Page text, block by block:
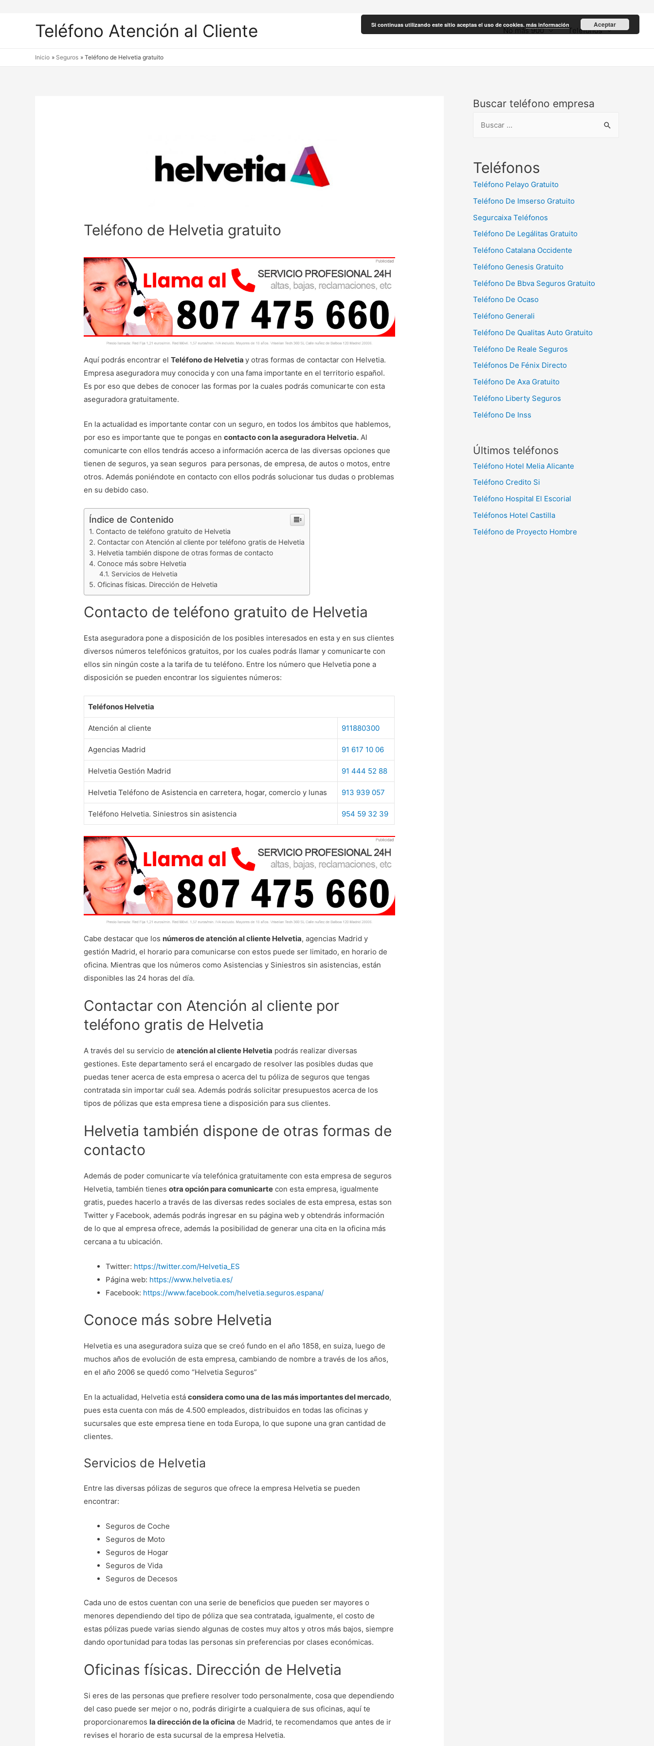
Teléfono Atención al Cliente No más 900 Teléfonos
Inicio Seguros Teléfono de Helvetia gratuito
Teléfono de Helvetia gratuito
Aquí podrás encontrar elTeléfono de Helvetiay otras formas de contactar con Helvetia.
Empresa aseguradora muy conocida y con una fama importante en el territorio español.
Es por eso que debes de conocer las formas por la cuales podrás comunicarte con esta
aseguradora gratuitamente.
En la actualidad es importante contar con un seguro, en todos los ámbitos que hablemos,
por eso es importante que te pongas encontacto con la aseguradora Helvetia. Al
comunicarte con ellos tendrás acceso a información acerca de las diversas opciones que
tienen de seguros, ya sean seguros para personas, de empresa, de autos o motos, entre
otros. Además poniéndote en contacto con ellos podrás solucionar tus dudas o problemas
en su debido caso.
Índice de Contenido
Contacto de teléfono gratuito de Helvetia
Contactar con Atención al cliente por teléfono gratis de Helvetia
Helvetia también dispone de otras formas de contacto
Conoce más sobre Helvetia
Servicios de Helvetia
Oficinas físicas. Dirección de Helvetia
Contacto de teléfono gratuito de Helvetia
Esta aseguradora pone a disposición de los posibles interesados en esta y en sus clientes
diversos números telefónicos gratuitos, por los cuales podrás llamar y comunicarte con
ellos sin ningún coste a la tarifa de tu teléfono. Entre los número que Helvetia pone a
disposición se pueden encontrar los siguientes números:
Teléfonos Helvetia
Atención al cliente 911880300
Agencias Madrid 91 617 10 06
Helvetia Gestión Madrid 91 444 52 88
Helvetia Teléfono de Asistencia en carretera, hogar, comercio y lunas 913 939 057
Teléfono Helvetia. Siniestros sin asistencia 954 59 32 39
Cabe destacar que los números de atención al cliente Helvetia, agencias Madrid y
gestión Madrid, el horario para comunicarse con estos puede ser limitado, en horario de
oficina. Mientras que los números como Asistencias y Siniestros sin asistencias, están
disponibles las 24 horas del día.
Contactar con Atención al cliente por
teléfono gratis de Helvetia
A través del su servicio deatención al cliente Helvetia podrás realizar diversas
gestiones. Este departamento será el encargado de resolver las posibles dudas que
puedas tener acerca de esta empresa o acerca del tu póliza de seguros que tengas
contratada sin importar cuál sea. Además podrás solicitar presupuestos acerca de los
tipos de pólizas que esta empresa tiene a disposición para sus clientes.
Helvetia también dispone de otras formas de
contacto
Además de poder comunicarte vía telefónica gratuitamente con esta empresa de seguros
Helvetia, también tienesotra opción para comunicarte con esta empresa, igualmente
gratis, puedes hacerlo a través de las diversas redes sociales de esta empresa, estas son
Twitter y Facebook, además podrás ingresar en su página web y obtendrás información
de lo que al empresa ofrece, además la posibilidad de generar una cita en la oficina más
cercana a tu ubicación.
Twitter: https://twitter.com/Helvetia_ES
Página web: https://www.helvetia.es/
Facebook: https://www.facebook.com/helvetia.seguros.espana/
Conoce más sobre Helvetia
Helvetia es una aseguradora suiza que se creó fundo en el año 1858, en suiza, luego de
muchos años de evolución de esta empresa, cambiando de nombre a través de los años,
en el año 2006 se quedó como “Helvetia Seguros”
En la actualidad, Helvetia estáconsidera como una de las más importantes del mercado,
pues esta cuenta con más de 4.500 empleados, distribuidos en todas las oficinas y
sucursales que este empresa tiene en toda Europa, lo que supone una gran cantidad de
clientes.
Servicios de Helvetia
Entre las diversas pólizas de seguros que ofrece la empresa Helvetia se pueden
encontrar:
Seguros de Coche
Seguros de Moto
Seguros de Hogar
Seguros de Vida
Seguros de Decesos
Cada uno de estos cuentan con una serie de beneficios que pueden ser mayores o
menores dependiendo del tipo de póliza que sea contratada, igualmente, el costo de
estas pólizas puede varias siendo algunas de costes muy altos y otros más bajos, siempre
dando oportunidad para todas las personas sin preferencias por clases económicas.
Oficinas físicas. Dirección de Helvetia
Si eres de las personas que prefiere resolver todo personalmente, cosa que dependiendo
del caso puede ser mejor o no, podrás dirigirte a cualquiera de sus oficinas, aquí te
proporcionaremos la dirección de la oficina de Madrid, te recomendamos que antes de ir
revises el horario de esta sucursal de la empresa Helvetia.
Buscar teléfono empresa
c
Teléfonos
Teléfono Pelayo Gratuito
Teléfono De Imserso Gratuito
Segurcaixa Teléfonos
Teléfono De Legálitas Gratuito
Teléfono Catalana Occidente
Teléfono Genesis Gratuito
Teléfono De Bbva Seguros Gratuito
Teléfono De Ocaso
Teléfono Generali
Teléfono De Qualitas Auto Gratuito
Teléfono De Reale Seguros
Teléfonos De Fénix Directo
Teléfono De Axa Gratuito
Teléfono Liberty Seguros
Teléfono De Inss
Últimos teléfonos
Teléfono Hotel Melia Alicante
Teléfono Credito Si
Teléfono Hospital El Escorial
Teléfonos Hotel Castilla
Teléfono de Proyecto Hombre
Si continuas utilizando este sitio aceptas el uso de cookies. más información Aceptar